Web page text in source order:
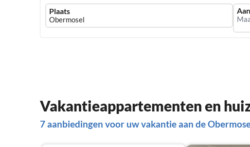
Ferienhausmiete
logo
Plaats
Vakantieappartementen en
7 aanbiedingen voor uw vakantie aan de